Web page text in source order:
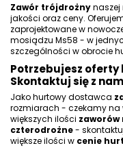
Zawór trójdrożnynaszej
jakości oraz ceny.
zaprojektowane w
mosiądzu Ms58 - w
szczególności w obrocie
Potrzebujesz oferty
Skontaktuj się z
Jako hurtowy dostawca
rozmiarach - czekamy na
większych ilości
czterodrożne-
większe ilości w cenie